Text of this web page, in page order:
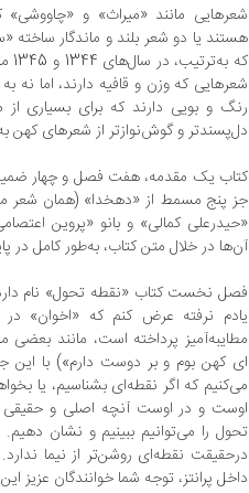
هستند یا دو شعر بلند و ماندگار
که
شعرهایی که وزن و قافیه دارند، اما
رنگ و بویی دارند که برای بسیاری
دل‌پسندتر و گوش‌نوازتر از شعر‌های کهن
کتاب یک مقدمه، هفت فصل و چهار
جز پنج مسمط از «دهخدا» (همان شعر
«حیدرعلی کمالی» و بانو «پروین
آن‌ها در خلال متن کتاب، به‌طور کامل در
فصل نخست کتاب «نقطه تحول» نام دارد
یادم نرفته عرض کنم که «اخوان»
مطایبه‌آمیز پرداخته است، مانند
ای کهن بوم و بر دوست دارم») با این
می‌کنیم که اگر نقطه‌ای بشناسیم، یا
اوست و در اوست آنچه اصلی و حقیقی
تحول را می‌توانیم ببینیم و نشان
داخل پرانتز، توجه شما خوانندگان عزیز